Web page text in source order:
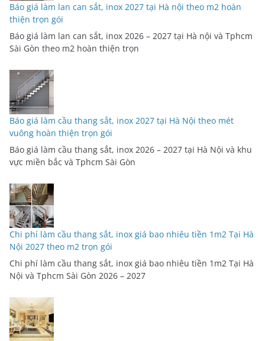
Báo giá làm lan can sắt, inox 2027 tại Hà nội theo m2 hoàn
thiện trọn gói
Báo giá làm lan can sắt, inox 2026 – 2027 tại Hà nội và Tphcm
Sài Gòn theo m2 hoàn thiện trọn
Báo giá làm cầu thang sắt, inox 2027 tại Hà Nội theo mét
vuông hoàn thiện trọn gói
Báo giá làm cầu thang sắt, inox 2026 – 2027 tại Hà Nội và khu
vực miền bắc và Tphcm Sài Gòn
Chi phí làm cầu thang sắt, inox giá bao nhiêu tiền 1m2 Tại Hà
Nội 2027 theo m2 trọn gói
Chi phí làm cầu thang sắt, inox giá bao nhiêu tiền 1m2 Tại Hà
Nội và Tphcm Sài Gòn 2026 – 2027